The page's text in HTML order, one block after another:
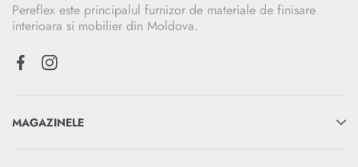
Pereflex este principalul furnizor de materiale de finisare
interioara si mobilier din Moldova.
MAGAZINELE